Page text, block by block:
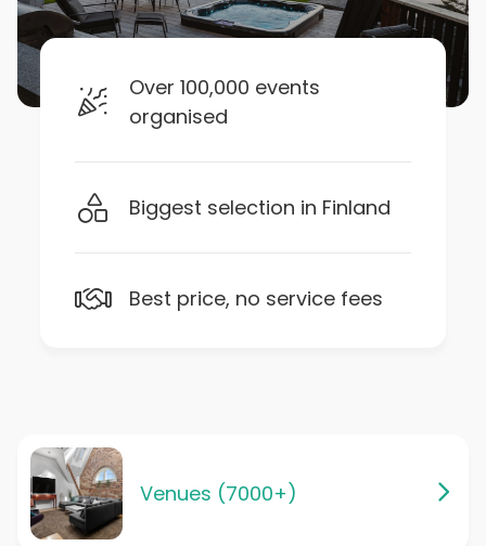
Over 100,000 events
organised
Biggest selection in Finland
Best price, no service fees
Venues (7000+)